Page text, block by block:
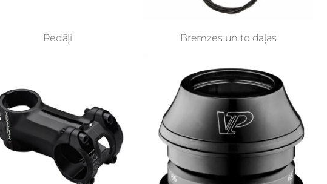
Pedāļi Bremzes un to daļas